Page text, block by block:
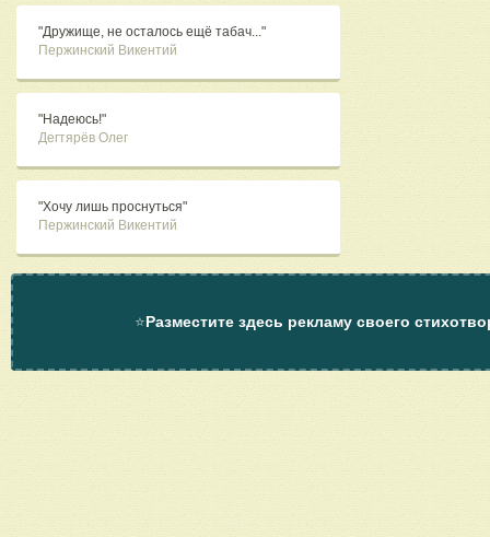
"Дружище, не осталось ещё табач..."
Пержинский Викентий
"Надеюсь!"
Дегтярёв Олег
"Хочу лишь проснуться"
Пержинский Викентий
⭐Разместите здесь рекламу своего